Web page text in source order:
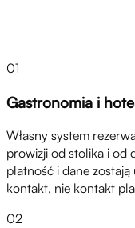
01
Gastronomia i
Własny system
prowizji od stolika i od
płatność i dane
kontakt, nie kontakt
02